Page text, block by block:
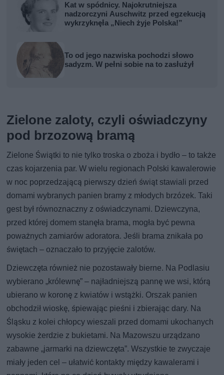
Kat w spódnicy. Najokrutniejsza
nadzorczyni Auschwitz przed egzekucją
wykrzyknęła „Niech żyje Polska!”
To od jego nazwiska pochodzi słowo
sadyzm. W pełni sobie na to zasłużył
Zielone zaloty, czyli oświadczyny
pod brzozową bramą
Zielone Świątki to nie tylko troska o zboża i bydło – to także
czas kojarzenia par. W wielu regionach Polski kawalerowie
w noc poprzedzającą pierwszy dzień świąt stawiali przed
domami wybranych panien bramy z młodych brzózek. Taki
gest był równoznaczny z oświadczynami. Dziewczyna,
przed której domem stanęła brama, mogła być pewna
poważnych zamiarów adoratora. Jeśli brama znikała po
świętach – oznaczało to przyjęcie zalotów.
Dziewczęta również nie pozostawały bierne. Na Podlasiu
wybierano „królewnę” – najładniejszą pannę we wsi, którą
ubierano w koronę z kwiatów i wstążki. Orszak panien
obchodził wioskę, śpiewając pieśni i zbierając dary. Na
Śląsku z kolei chłopcy wieszali przed domami ukochanych
wysokie żerdzie z bukietami. Na Mazowszu urządzano
zabawne „jarmarki na dziewczęta”. Wszystkie te zwyczaje
miały jeden cel – ułatwić kontakty między kawalerami i